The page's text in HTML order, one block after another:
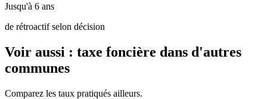
Jusqu'à 6 ans
de rétroactif selon décision
Voir aussi : taxe foncière dans d'autres
communes
Comparez les taux pratiqués ailleurs.